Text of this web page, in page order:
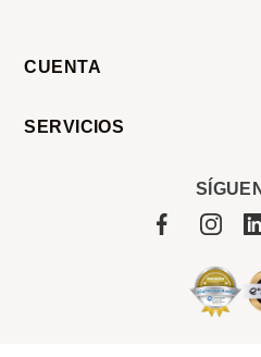
CUENTA
SERVICIOS